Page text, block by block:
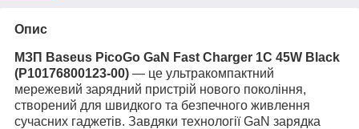
Опис
МЗП Baseus PicoGo GaN Fast Charger 1C 45W Black
(P10176800123-00) — це ультракомпактний
мережевий зарядний пристрій нового покоління,
створений для швидкого та безпечного живлення
сучасних гаджетів. Завдяки технології GaN зарядка